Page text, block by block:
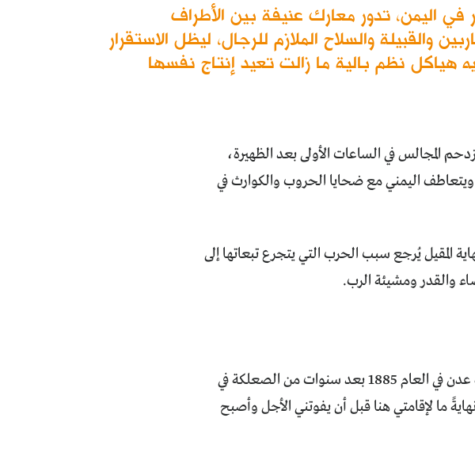
اليمن، تدور معارك عنيفة بين الأطراف
والسلاح الملازم للرجال، ليظل الاستقرار
هياكل نظم بالية ما زالت تعيد إنتاج نفسها
المجالس في الساعات الأولى بعد الظهيرة،
اليمني مع ضحايا الحروب والكوارث في
المقيل يُرجع سبب الحرب التي يتجرع تبعاتها إلى
والقدر ومشيئة الرب.
ربما كان الشاعر الفرنسي آرثر رامبو محقاً عندما غادر مدينة عدن في العام 1885 بعد سنوات من الصعلكة في
ما لإقامتي هنا قبل أن يفوتني الأجل وأصبح